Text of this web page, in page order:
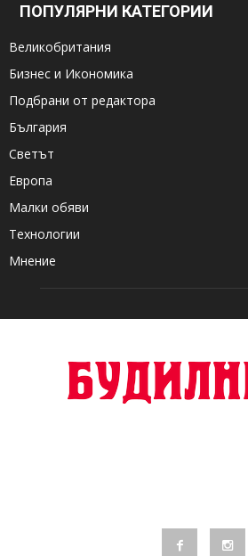
ПОПУЛЯРНИ КАТЕГОРИИ
Великобритания
Бизнес и Икономика
Подбрани от редактора
България
Светът
Европа
Малки обяви
Технологии
Мнение